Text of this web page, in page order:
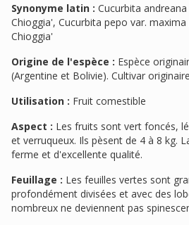
Synonyme latin : Cucurbita
Chioggia', Cucurbita pepo var.
Chioggia'
Origine de l'espèce : Espèce
(Argentine et Bolivie). Cultivar
Utilisation : Fruit comestible
Aspect : Les fruits sont vert foncés,
et verruqueux. Ils pèsent de 4 à 8 kg.
ferme et d'excellente qualité.
Feuillage : Les feuilles vertes sont
profondément divisées et avec des
nombreux ne deviennent pas